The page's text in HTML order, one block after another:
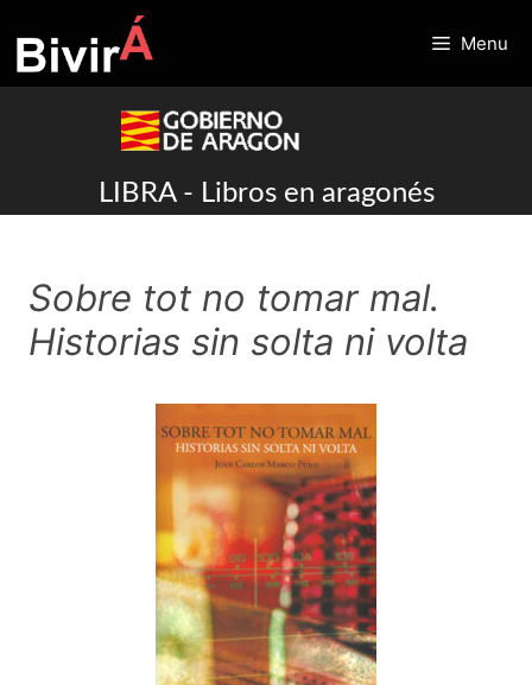
to
content
Menu
LIBRA - Libros en aragonés
Sobre tot no tomar mal.
Historias sin solta ni volta